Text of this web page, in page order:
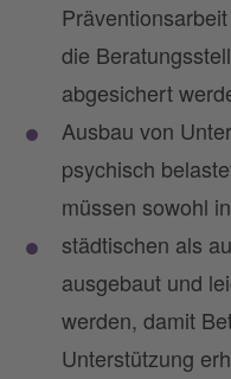
die
abgesichert
Ausbau von
psychisch
müssen sowohl in
städtischen als
ausgebaut und
werden, damit
Unterstützung